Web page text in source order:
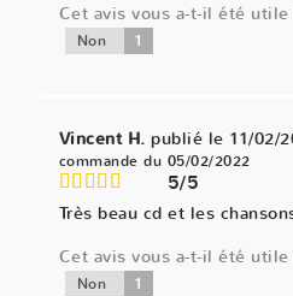
Cet avis vous a-t-il été utile
Non 1
Vincent H.publié le 11/02/
commande du 05/02/2022
5/5
Très beau cd et les
Cet avis vous a-t-il été utile
Non 1